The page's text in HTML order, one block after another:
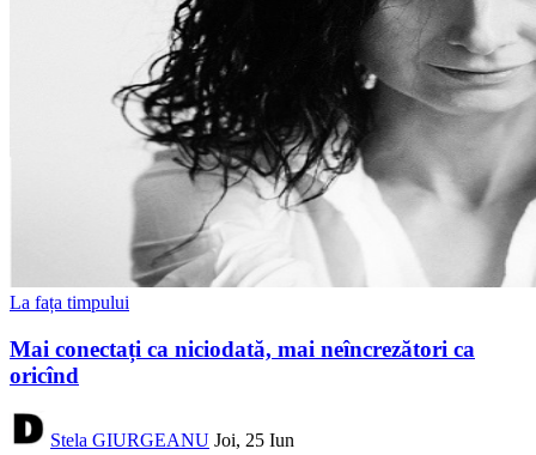
La fața timpului
Mai conectați ca niciodată, mai neîncrezători ca
oricînd
Stela GIURGEANU Joi, 25 Iun